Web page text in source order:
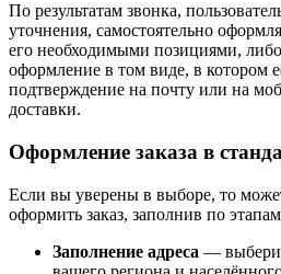
По результатам звонка,
уточнения, самостоятельно
его необходимыми позициями, либо
оформление в том виде, в котором
подтверждение на почту или на
доставки.
Оформление заказа в
Если вы уверены в выборе, то
оформить заказ, заполнив по
Заполнение адреса —